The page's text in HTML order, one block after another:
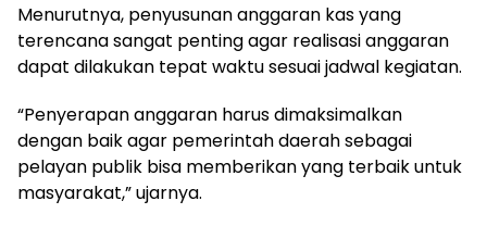
Menurutnya, penyusunan anggaran kas yang
terencana sangat penting agar realisasi anggaran
dapat dilakukan tepat waktu sesuai jadwal kegiatan.
“Penyerapan anggaran harus dimaksimalkan
dengan baik agar pemerintah daerah sebagai
pelayan publik bisa memberikan yang terbaik untuk
masyarakat,” ujarnya.